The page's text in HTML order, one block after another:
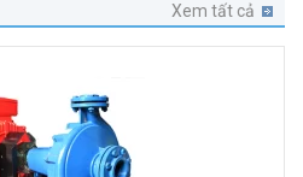
Xem tất cả